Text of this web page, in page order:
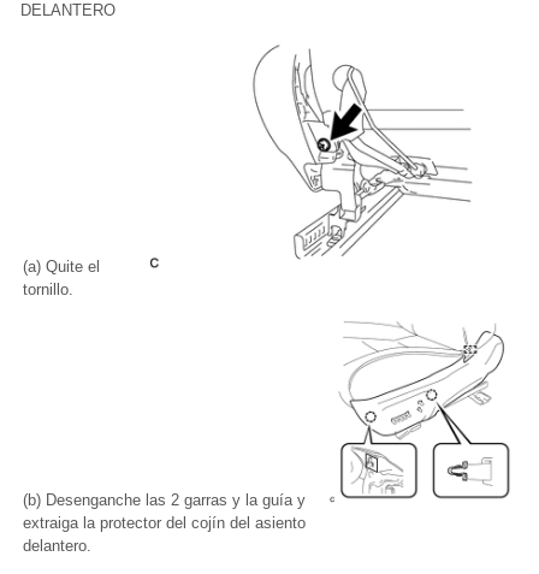
DELANTERO
(a) Quite el
tornillo.
(b) Desenganche las 2 garras y la guía y
extraiga la protector del cojín del asiento
delantero.